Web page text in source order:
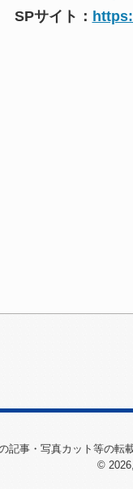
SPサイト：
記事・写真カット等の転
©